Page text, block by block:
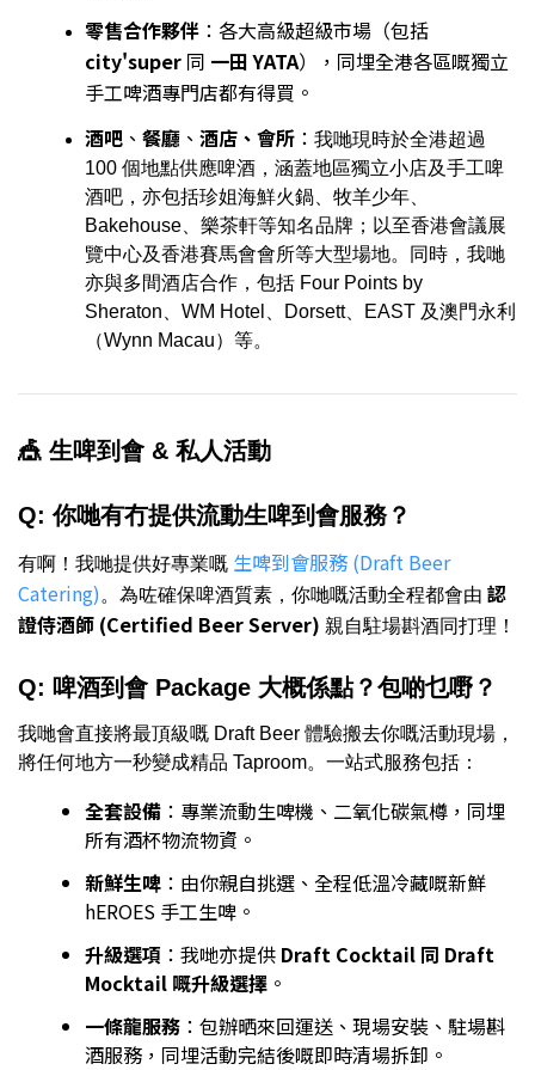
零售合作夥伴 ：各大高級超級市場（包括
city'super 同 一田 YATA），同埋全港各區嘅獨立
手工啤酒專門店都有得買。
酒吧 、 餐廳 、 酒店、會所 ： 我哋現時於全港超過
100 個地點供應啤酒，涵蓋地區獨立小店及手工啤
酒吧，亦包括珍姐海鮮火鍋、牧羊少年、
Bakehouse、樂茶軒等知名品牌；以至香港會議展
覽中心及香港賽馬會會所等大型場地。同時，我哋
亦與多間酒店合作，包括 Four Points by
Sheraton、WM Hotel、Dorsett、EAST 及澳門永利
（Wynn Macau）等。
🎪 生啤到會 & 私人活動
Q: 你哋有冇提供流動生啤到會服務？
有啊！我哋提供好專業嘅 生啤到會服務 (Draft Beer
Catering)。為咗確保啤酒質素，你哋嘅活動全程都會由 認
證侍酒師 (Certified Beer Server) 親自駐場斟酒同打理！
Q: 啤酒到會 Package 大概係點？包啲乜嘢？
我哋會直接將最頂級嘅 Draft Beer 體驗搬去你嘅活動現場，
將任何地方一秒變成精品 Taproom。一站式服務包括：
全套設備 ：專業流動生啤機、二氧化碳氣樽，同埋
所有酒杯物流物資。
新鮮生啤 ：由你親自挑選、全程低溫冷藏嘅新鮮
hEROES 手工生啤。
升級選項 ：我哋亦提供 Draft Cocktail 同 Draft
Mocktail 嘅升級選擇 。
一條龍服務 ：包辦晒來回運送、現場安裝、駐場斟
酒服務，同埋活動完結後嘅即時清場拆卸。